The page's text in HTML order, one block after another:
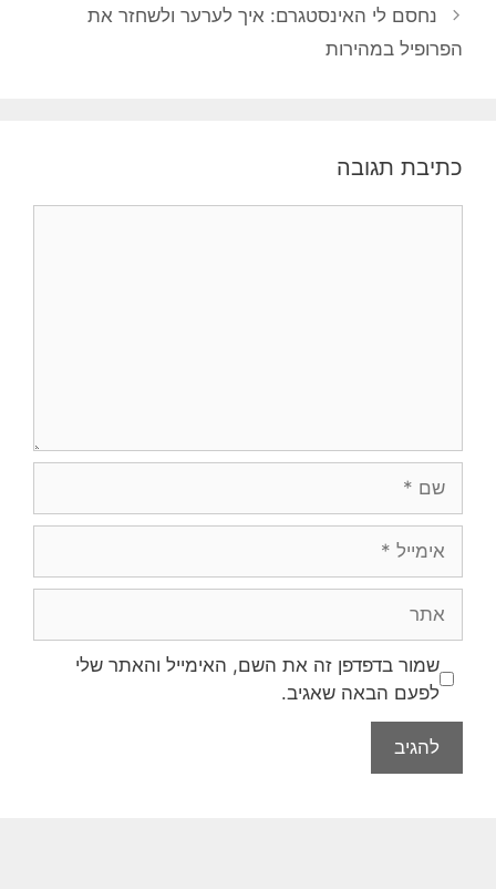
נחסם לי האינסטגרם: איך לערער ולשחזר את
הפרופיל במהירות
כתיבת תגובה
שמור בדפדפן זה את השם, האימייל והאתר שלי
לפעם הבאה שאגיב.